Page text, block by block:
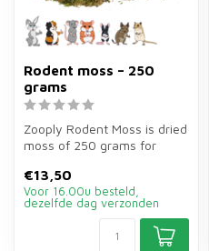
Rodent moss – 250
grams
Zooply Rodent Moss is dried
moss of 250 grams for
ra...
€13,50
Voor 16.00u besteld,
dezelfde dag verzonden